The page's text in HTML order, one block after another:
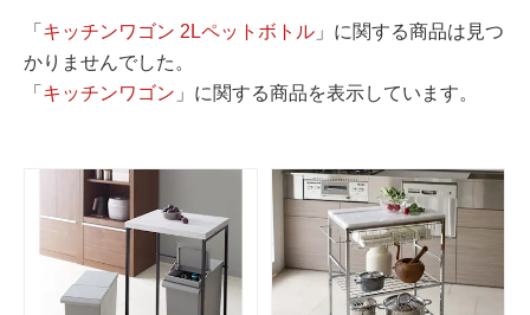
「 キッチンワゴン 2Lペットボトル 」に関する商品は見つ
かりませんでした。
「 キッチンワゴン 」に関する商品を表示しています。